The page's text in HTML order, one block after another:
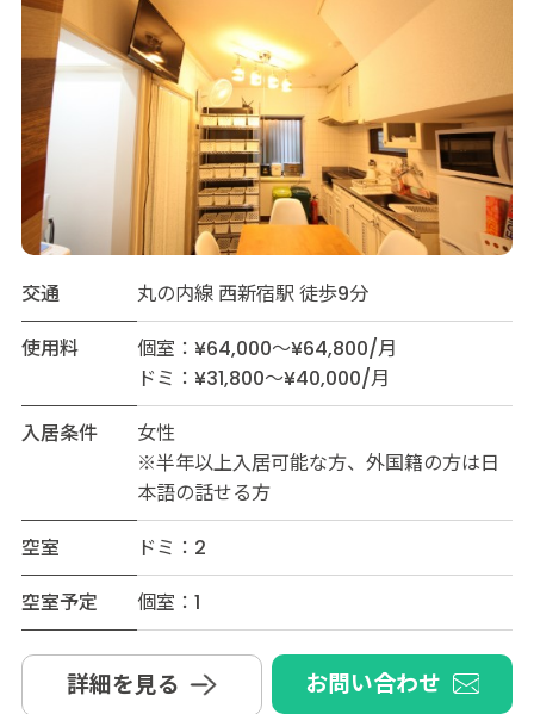
交通
丸の内線 西新宿駅 徒歩9分
使用料
個室：¥64,000～¥64,800/月
ドミ：¥31,800～¥40,000/月
入居条件
女性
※半年以上入居可能な方、外国籍の方は日
本語の話せる方
空室
ドミ：2
空室予定
個室：1
詳細を見る お問い合わせ